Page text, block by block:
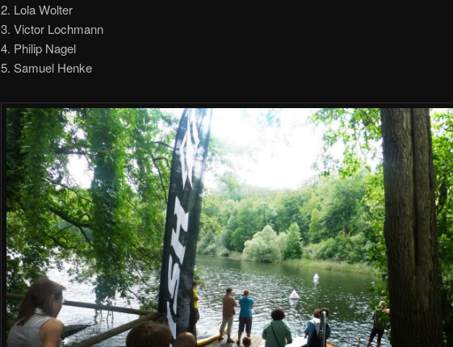
2. Lola Wolter
3. Victor Lochmann
4. Philip Nagel
5. Samuel Henke